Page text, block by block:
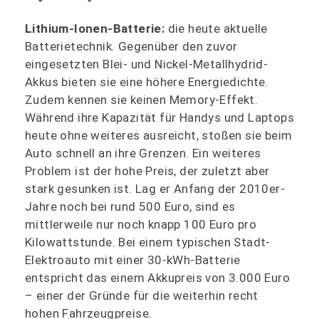
Lithium-Ionen-Batterie: die heute aktuelle
Batterietechnik. Gegenüber den zuvor
eingesetzten Blei- und Nickel-Metallhydrid-
Akkus bieten sie eine höhere Energiedichte.
Zudem kennen sie keinen Memory-Effekt.
Während ihre Kapazität für Handys und Laptops
heute ohne weiteres ausreicht, stoßen sie beim
Auto schnell an ihre Grenzen. Ein weiteres
Problem ist der hohe Preis, der zuletzt aber
stark gesunken ist. Lag er Anfang der 2010er-
Jahre noch bei rund 500 Euro, sind es
mittlerweile nur noch knapp 100 Euro pro
Kilowattstunde. Bei einem typischen Stadt-
Elektroauto mit einer 30-kWh-Batterie
entspricht das einem Akkupreis von 3.000 Euro
– einer der Gründe für die weiterhin recht
hohen Fahrzeugpreise.